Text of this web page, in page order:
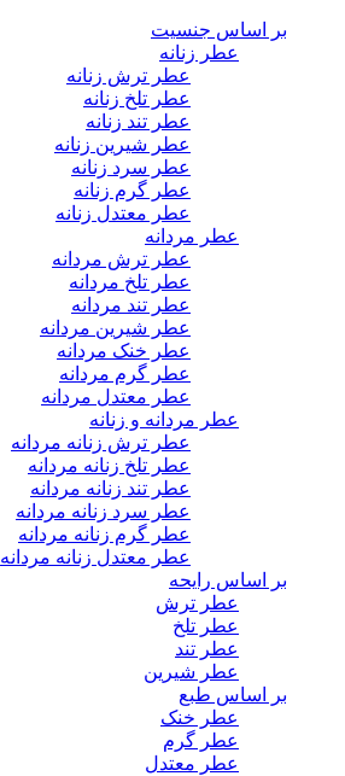
بر اساس جنسیت
عطر زنانه
عطر ترش زنانه
عطر تلخ زنانه
عطر تند زنانه
عطر شیرین زنانه
عطر سرد زنانه
عطر گرم زنانه
عطر معتدل زنانه
عطر مردانه
عطر ترش مردانه
عطر تلخ مردانه
عطر تند مردانه
عطر شیرین مردانه
عطر خنک مردانه
عطر گرم مردانه
عطر معتدل مردانه
عطر مردانه و زنانه
عطر ترش زنانه مردانه
عطر تلخ زنانه مردانه
عطر تند زنانه مردانه
عطر سرد زنانه مردانه
عطر گرم زنانه مردانه
عطر معتدل زنانه مردانه
بر اساس رایحه
عطر ترش
عطر تلخ
عطر تند
عطر شیرین
بر اساس طبع
عطر خنک
عطر گرم
عطر معتدل